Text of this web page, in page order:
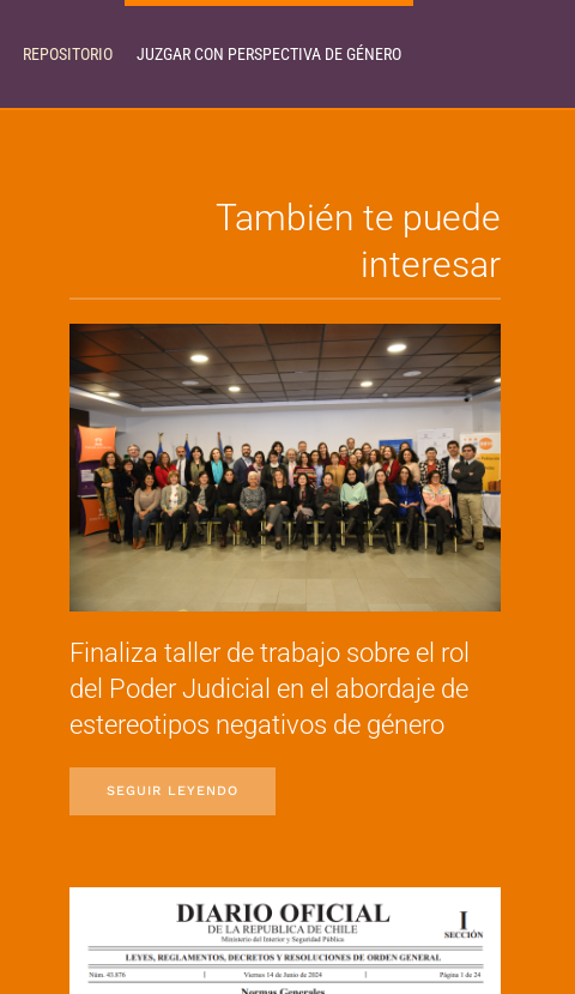
REPOSITORIO JUZGAR CON PERSPECTIVA DE GÉNERO
También te puede
interesar
Finaliza taller de trabajo sobre el rol
del Poder Judicial en el abordaje de
estereotipos negativos de género
SEGUIR LEYENDO